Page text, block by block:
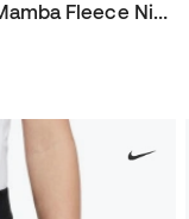
Pantalón largo Kobe Bryant Dri-FIT Mamba Fleece Niño